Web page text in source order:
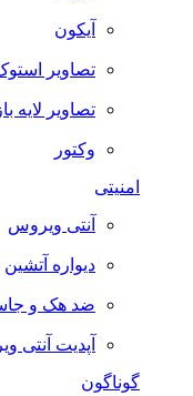
آیکون
تصاویر
تصاویر لایه باز
وکتور
امنیتی
آنتی ویروس
دیواره آتشین
ضد هک و
آپدیت آنتی
گوناگون